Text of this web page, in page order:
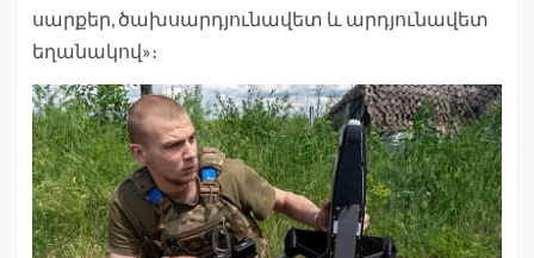
սարքեր, ծախսարդյունավետ և արդյունավետ
եղանակով»։